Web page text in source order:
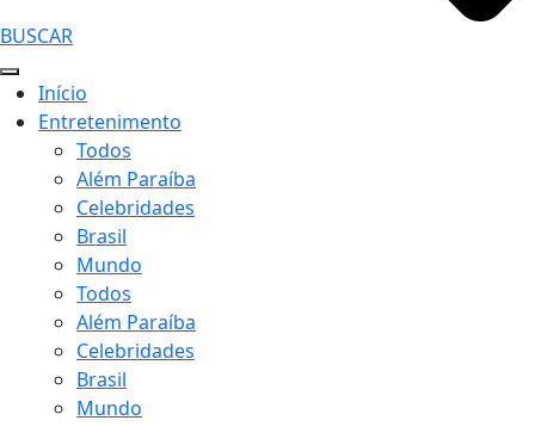
BUSCAR
Início
Entretenimento
Todos
Além Paraíba
Celebridades
Brasil
Mundo
Todos
Além Paraíba
Celebridades
Brasil
Mundo